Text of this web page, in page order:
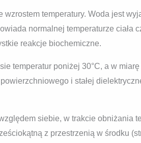
wzrostem temperatury. Woda jest
normalnej temperaturze ciała
reakcje biochemiczne.
temperatur poniżej 30°C, a w
i stałej
siebie, w trakcie obniżania
z przestrzenią w środku